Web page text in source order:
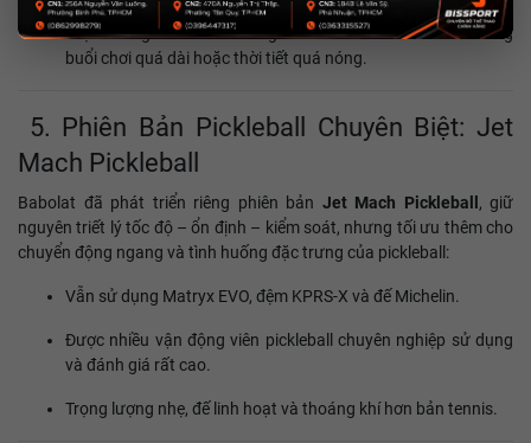
Độ thoáng khí ở mức trung bình – chưa tối ưu cho những
buổi chơi quá dài hoặc thời tiết quá nóng.
5. Phiên Bản Pickleball Chuyên Biệt: Jet
Mach Pickleball
Babolat đã phát triển riêng phiên bản Jet Mach Pickleball , giữ
nguyên triết lý tốc độ – ổn định – kiểm soát, nhưng tối ưu thêm cho
chuyển động ngang và tình huống đặc trưng của pickleball:
Vẫn sử dụng Matryx EVO, đệm KPRS‑X và đế Michelin.
Được nhiều vận động viên pickleball chuyên nghiệp sử dụng
và đánh giá rất cao.
Trọng lượng nhẹ, đế linh hoạt và thoáng khí hơn bản tennis.